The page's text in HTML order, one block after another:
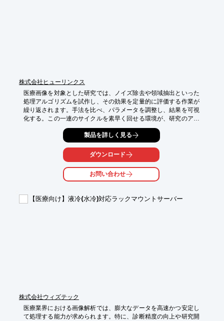
株式会社ヒューリンクス
医療画像を対象とした研究では、ノイズ除去や領域抽出といった
処理アルゴリズムを試作し、その効果を定量的に評価する作業が
繰り返されます。手法を比べ、パラメータを調整し、結果を可視
化する。この一連のサイクルを素早く回せる環境が、研究のアイ
デアを次々と形にします。
『Mathematica』は、画像処理・機械学習・ニューラルネットワ
ークを一つの環境で扱える、6,000を超える関数を備えた統合シ
ステムです。思い描いた手法をその場で試し、定量的に評価し、
改良へとつなげていく。医療画像処理の研究とプロトタイピング
を強力に支えます。
・ノイズ除去・鮮明化アルゴリズムの試作と比較
製品を詳しく見る
ダウンロード
お問い合わせ
【医療向け】液冷(水冷)対応ラックマウントサーバー
株式会社ウィズテック
医療業界における画像解析では、膨大なデータを高速かつ安定し
て処理する能力が求められます。特に、診断精度の向上や研究開